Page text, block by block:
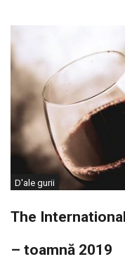
D'ale gurii
The
– toamnă 2019